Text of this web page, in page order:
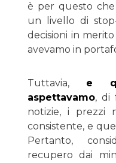
è per questo
un livello di
decisioni in
avevamo in
Tuttavia, e
aspettavamo, di
notizie, i prezzi
consistente, e
Pertanto,
recupero dai